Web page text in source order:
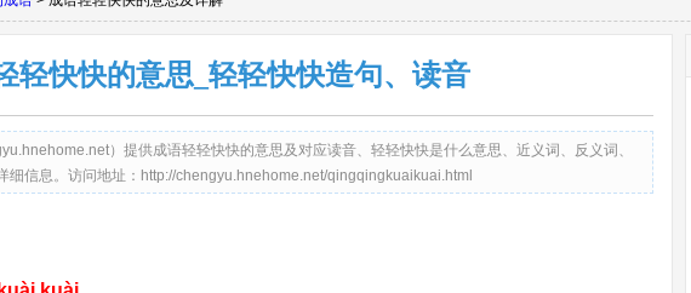
轻快快的意思_轻轻快快造句、读音
）提供成语轻轻快快的意思及对应读音、轻轻快快是什么意思、近义词、反义词、
细信息。访问地址：http://chengyu.hnehome.net/qingqingkuaikuai.html